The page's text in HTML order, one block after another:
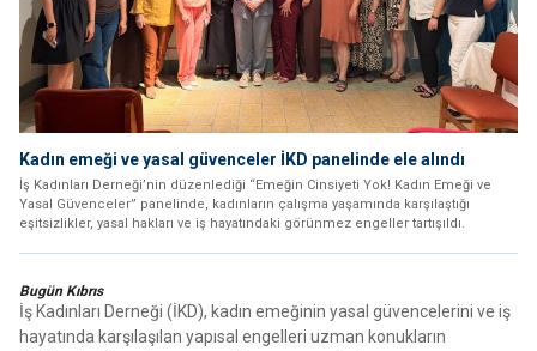
Kadın emeği ve yasal güvenceler İKD panelinde ele alındı
İş Kadınları Derneği’nin düzenlediği “Emeğin Cinsiyeti Yok! Kadın Emeği ve
Yasal Güvenceler” panelinde, kadınların çalışma yaşamında karşılaştığı
eşitsizlikler, yasal hakları ve iş hayatındaki görünmez engeller tartışıldı.
Bugün Kıbrıs
İş Kadınları Derneği (İKD), kadın emeğinin yasal güvencelerini ve iş
hayatında karşılaşılan yapısal engelleri uzman konukların